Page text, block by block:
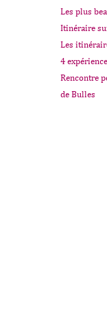
Les plus
Itinéraire
Les
4
Rencontre
de Bulles